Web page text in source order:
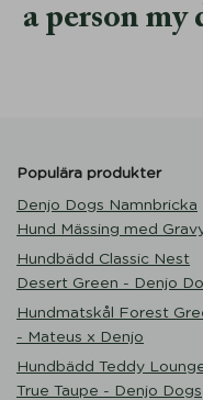
a person my
Populära produkter
Denjo Dogs Namnbricka
Hund Mässing med
Hundbädd Classic Nest
Desert Green - Denjo
Hundmatskål Forest
- Mateus x Denjo
Hundbädd Teddy
True Taupe - Denjo Dogs